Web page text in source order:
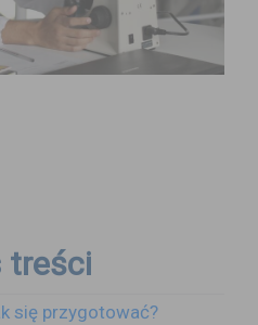
treści
się przygotować?